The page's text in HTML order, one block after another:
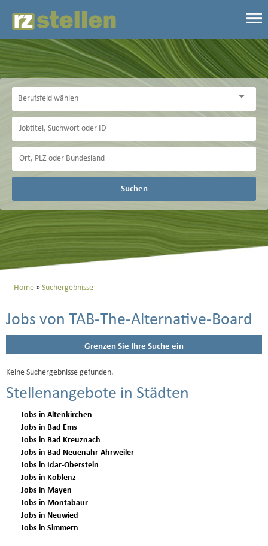
Suchen
Home Suchergebnisse
Jobs von TAB-The-Alternative-Board
Grenzen Sie Ihre Suche ein
Keine Suchergebnisse gefunden.
Stellenangebote in Städten
Jobs in Altenkirchen
Jobs in Bad Ems
Jobs in Bad Kreuznach
Jobs in Bad Neuenahr-Ahrweiler
Jobs in Idar-Oberstein
Jobs in Koblenz
Jobs in Mayen
Jobs in Montabaur
Jobs in Neuwied
Jobs in Simmern